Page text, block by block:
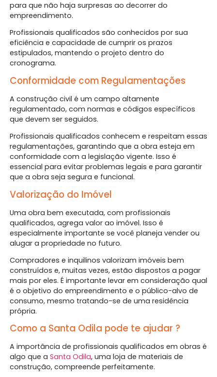
para que não haja surpresas ao decorrer do
empreendimento.
Profissionais qualificados são conhecidos por sua
eficiência e capacidade de cumprir os prazos
estipulados, mantendo o projeto dentro do
cronograma.
Conformidade com Regulamentações
A construção civil é um campo altamente
regulamentado, com normas e códigos específicos
que devem ser seguidos.
Profissionais qualificados conhecem e respeitam essas
regulamentações, garantindo que a obra esteja em
conformidade com a legislação vigente. Isso é
essencial para evitar problemas legais e para garantir
que a obra seja segura e funcional.
Valorização do Imóvel
Uma obra bem executada, com profissionais
qualificados, agrega valor ao imóvel. Isso é
especialmente importante se você planeja vender ou
alugar a propriedade no futuro.
Compradores e inquilinos valorizam imóveis bem
construídos e, muitas vezes, estão dispostos a pagar
mais por eles. É importante levar em consideração qual
é o objetivo do empreendimento e o público-alvo de
consumo, mesmo tratando-se de uma residência
própria.
Como a Santa Odila pode te ajudar ?
A importância de profissionais qualificados em obras é
algo que a Santa Odila, uma loja de materiais de
construção, compreende perfeitamente.